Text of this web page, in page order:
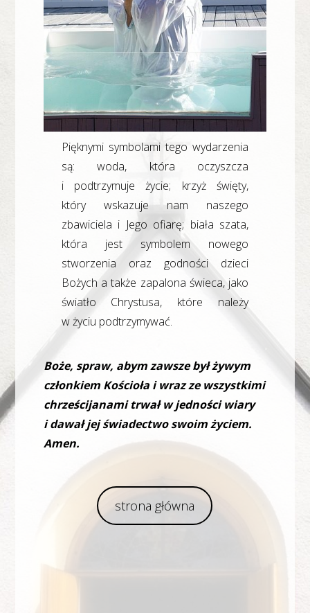
Pięknymi symbolami tego wydarzenia
są: woda, która oczyszcza
i podtrzymuje życie; krzyż święty,
który wskazuje nam naszego
zbawiciela i Jego ofiarę; biała szata,
która jest symbolem nowego
stworzenia oraz godności dzieci
Bożych a także zapalona świeca, jako
światło Chrystusa, które należy
w życiu podtrzymywać.
Boże, spraw, abym zawsze był żywym
członkiem Kościoła i wraz ze wszystkimi
chrześcijanami trwał w jedności wiary
i dawał jej świadectwo swoim życiem.
Amen.
strona główna